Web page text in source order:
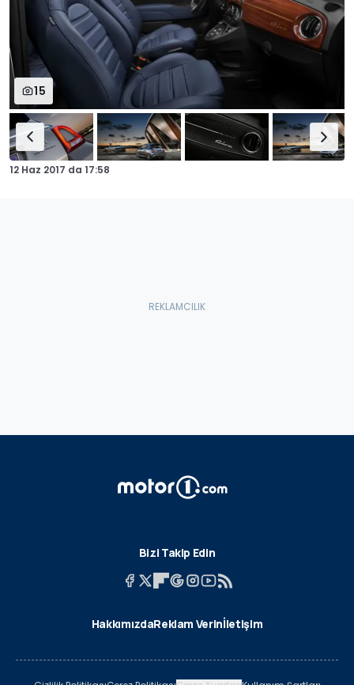
15
12 Haz 2017 da 17:58
Bizi Takip Edin
HakkımızdaReklam Verinİletişim